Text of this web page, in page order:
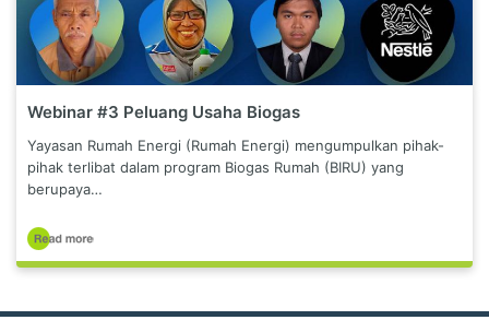
Webinar #3 Peluang Usaha Biogas
Yayasan Rumah Energi (Rumah Energi) mengumpulkan pihak-
pihak terlibat dalam program Biogas Rumah (BIRU) yang
berupaya…